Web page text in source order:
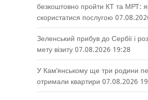
безкоштовно пройти КТ та МРТ:
скористатися послугою
Зеленський прибув до Сербії і
мету візиту 07.08.2026 19:28
У Кам’янському ще три родини
отримали квартири 07.08.2026